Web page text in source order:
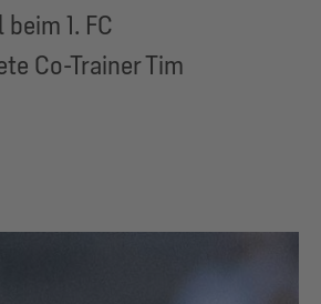
1. FC
Co-Trainer Tim